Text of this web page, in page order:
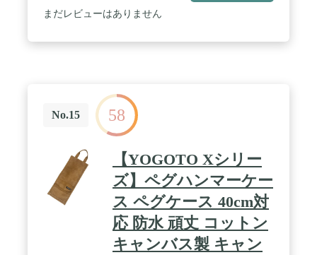
まだレビューはありません
No.15 58
【YOGOTO Xシリー
ズ】ペグハンマーケー
ス ペグケース 40cm対
応 防水 頑丈 コットン
キャンバス製 キャン